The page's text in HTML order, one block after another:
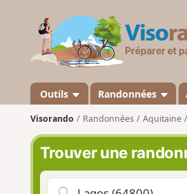
Outils Randonnées
Visorando Randonnées Aquitaine
Trouver une